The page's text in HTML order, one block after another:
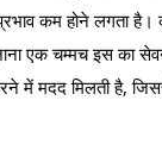
प्रभाव कम होने लगता
एक चम्मच इस का
में मदद मिलती है,